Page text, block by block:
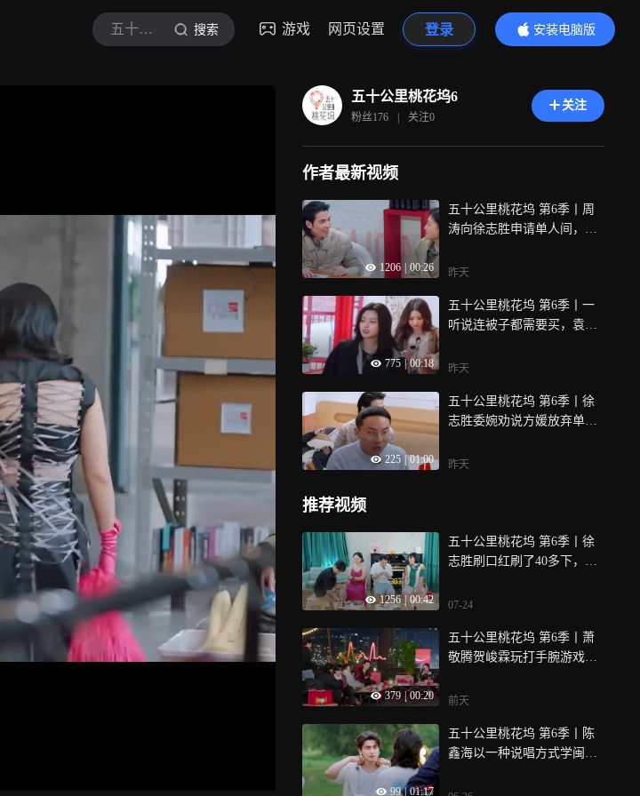
五十公里桃花坞6 搜索 游戏 网页设置 登录
安装电脑版
内容更精彩
五十公里桃花坞6
粉丝176 | 关注0
关注
作者最新视频
1206 00:26
五十公里桃花坞 第6季丨周
涛向徐志胜申请单人间，坞
昨天
775 00:18
五十公里桃花坞 第6季丨一
听说连被子都需要买，袁咏
昨天
225 01:00
五十公里桃花坞 第6季丨徐
志胜委婉劝说方媛放弃单人
昨天
推荐视频
1256 00:42
五十公里桃花坞 第6季丨徐
志胜刷口红刷了40多下，抠
07-24
379 | 00:20
五十公里桃花坞 第6季丨萧
敬腾贺峻霖玩打手腕游戏，
前天
99 | 01:17
五十公里桃花坞 第6季丨陈
鑫海以一种说唱方式学闽南